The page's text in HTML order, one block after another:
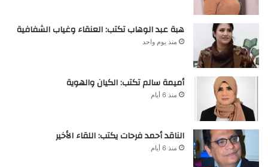
هبة عبد الوهاب تكتب: العنقاء وغياب الشفافية
منذ يوم واحد
أميمة سالم تكتب: الكيان والهوية
منذ 6 أيام
الناقد أحمد فرحات يكتب: اللقاء الأخير
منذ 6 أيام